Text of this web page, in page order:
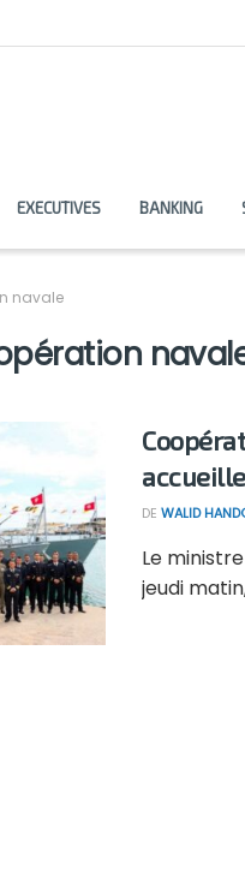
EXECUTIVES BANKING
navale
DE WALID
Le
jeudi